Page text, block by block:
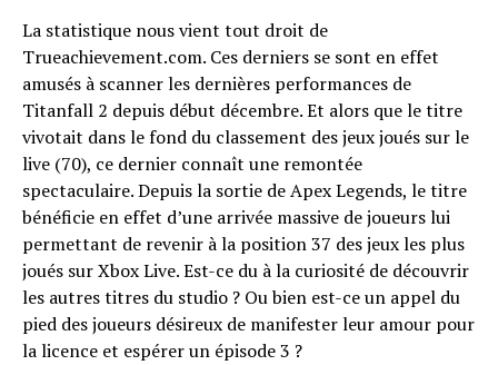
La statistique nous vient tout droit de
Trueachievement.com. Ces derniers se sont en effet
amusés à scanner les dernières performances de
Titanfall 2 depuis début décembre. Et alors que le titre
vivotait dans le fond du classement des jeux joués sur le
live (70), ce dernier connaît une remontée
spectaculaire. Depuis la sortie de Apex Legends, le titre
bénéficie en effet d’une arrivée massive de joueurs lui
permettant de revenir à la position 37 des jeux les plus
joués sur Xbox Live. Est-ce du à la curiosité de découvrir
les autres titres du studio ? Ou bien est-ce un appel du
pied des joueurs désireux de manifester leur amour pour
la licence et espérer un épisode 3 ?